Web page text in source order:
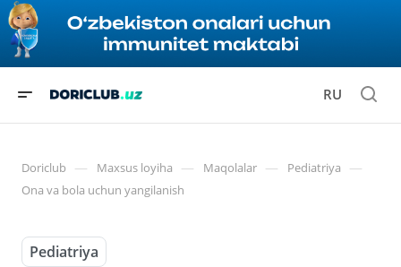
RU
Doriclub — Maxsus loyiha — Maqolalar — Pediatriya —
Ona va bola uchun yangilanish
Pediatriya